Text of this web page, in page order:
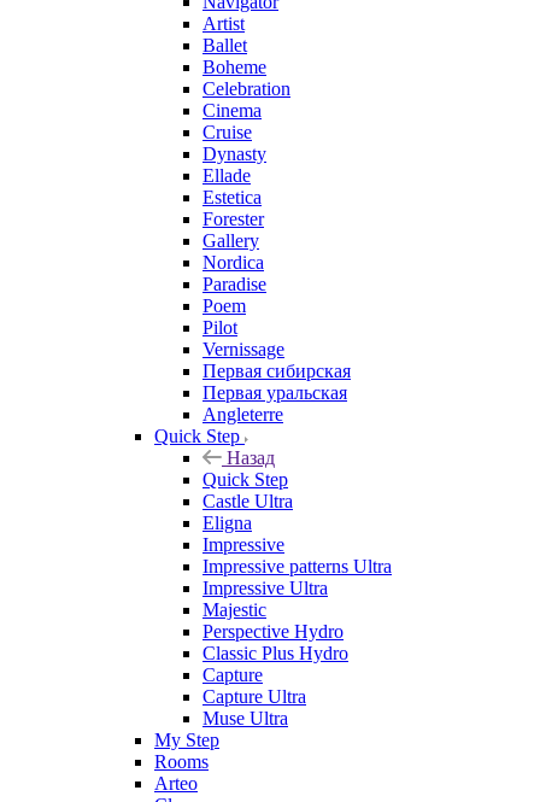
Artist
Ballet
Boheme
Celebration
Cinema
Cruise
Dynasty
Ellade
Estetica
Forester
Gallery
Nordica
Paradise
Poem
Pilot
Vernissage
Первая сибирская
Первая уральская
Angleterre
Quick Step
Назад
Quick Step
Castle Ultra
Eligna
Impressive
Impressive patterns Ultra
Impressive Ultra
Majestic
Perspective Hydro
Classic Plus Hydro
Capture
Capture Ultra
Muse Ultra
My Step
Rooms
Arteo